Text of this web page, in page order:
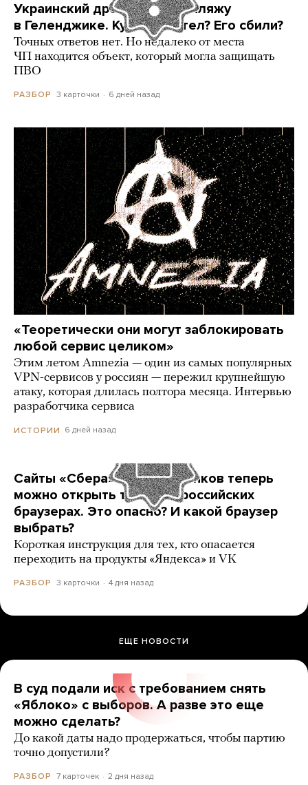
Украинский дрон попал по пляжу
в Геленджике. Куда он летел? Его сбили?
Точных ответов нет. Но недалеко от места
ЧП находится объект, который могла защищать
ПВО
РАЗБОР 3 карточки 6 дней назад
«Теоретически они могут заблокировать
любой сервис целиком»
Этим летом Amnezia — один из самых популярных
VPN-сервисов у россиян — пережил крупнейшую
атаку, которая длилась полтора месяца. Интервью
разработчика сервиса
ИСТОРИИ 6 дней назад
Сайты «Сбера» и других банков теперь
можно открыть только в российских
браузерах. Это опасно? И какой браузер
выбрать?
Короткая инструкция для тех, кто опасается
переходить на продукты «Яндекса» и VK
РАЗБОР 3 карточки 4 дня назад
ЕЩЕ НОВОСТИ
В суд подали иск с требованием снять
«Яблоко» с выборов. А разве это еще
можно сделать?
До какой даты надо продержаться, чтобы партию
точно допустили?
РАЗБОР 7 карточек 2 дня назад